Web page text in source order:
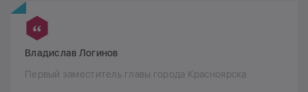
Владислав Логинов
Первый заместитель главы города Красноярска